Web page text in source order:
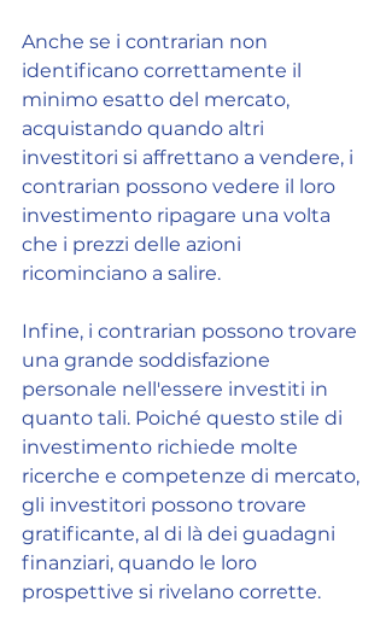
Anche se i contrarian non
identificano correttamente il
minimo esatto del mercato,
acquistando quando altri
investitori si affrettano a vendere, i
contrarian possono vedere il loro
investimento ripagare una volta
che i prezzi delle azioni
ricominciano a salire.
Infine, i contrarian possono trovare
una grande soddisfazione
personale nell'essere investiti in
quanto tali. Poiché questo stile di
investimento richiede molte
ricerche e competenze di mercato,
gli investitori possono trovare
gratificante, al di là dei guadagni
finanziari, quando le loro
prospettive si rivelano corrette.